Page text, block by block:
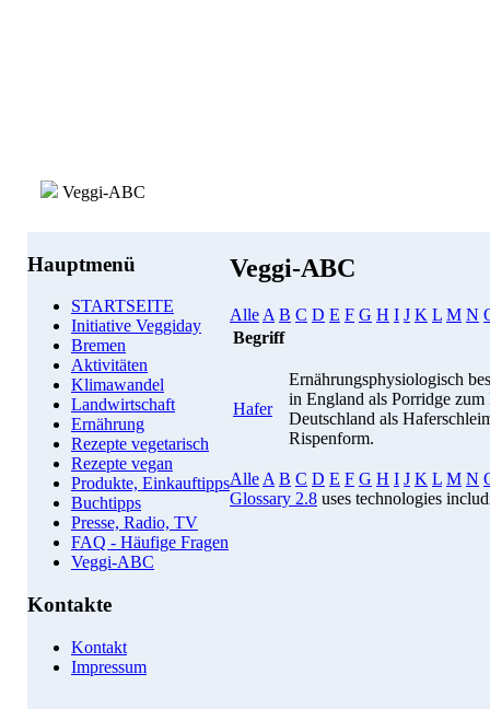
Veggi-ABC
Hauptmenü
STARTSEITE
Initiative Veggiday
Bremen
Aktivitäten
Klimawandel
Landwirtschaft
Ernährung
Rezepte vegetarisch
Rezepte vegan
Produkte, Einkauftipps
Buchtipps
Presse, Radio, TV
FAQ - Häufige Fragen
Veggi-ABC
Kontakte
Kontakt
Impressum
Veggi-ABC
Alle A B C D E F G H I J K L M N
Begriff
Hafer
Ernährungsphysiologisch
in England als Porridge
Deutschland als
Rispenform.
Alle A B C D E F G H I J K L M N
Glossary 2.8 uses technologies